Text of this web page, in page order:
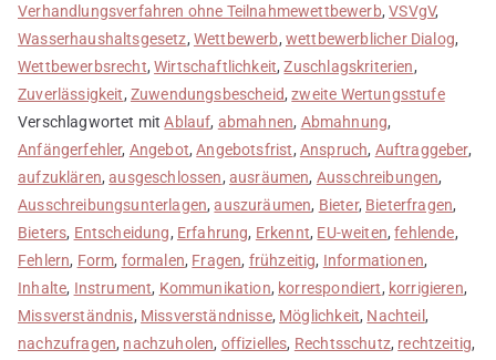
Verhandlungsverfahren ohne Teilnahmewettbewerb,VSVgV,
Wasserhaushaltsgesetz, Wettbewerb, wettbewerblicher Dialog,
Wettbewerbsrecht,Wirtschaftlichkeit,Zuschlagskriterien,
Zuverlässigkeit, Zuwendungsbescheid,zweite Wertungsstufe
Verschlagwortet mitAblauf, abmahnen, Abmahnung,
Anfängerfehler, Angebot,Angebotsfrist, Anspruch, Auftraggeber,
aufzuklären,ausgeschlossen, ausräumen, Ausschreibungen,
Ausschreibungsunterlagen,auszuräumen, Bieter, Bieterfragen,
Bieters, Entscheidung, Erfahrung, Erkennt, EU-weiten,fehlende,
Fehlern, Form, formalen, Fragen, frühzeitig, Informationen,
Inhalte, Instrument, Kommunikation, korrespondiert, korrigieren,
Missverständnis, Missverständnisse, Möglichkeit, Nachteil ,
nachzufragen, nachzuholen, offizielles, Rechtsschutz, rechtzeitig,